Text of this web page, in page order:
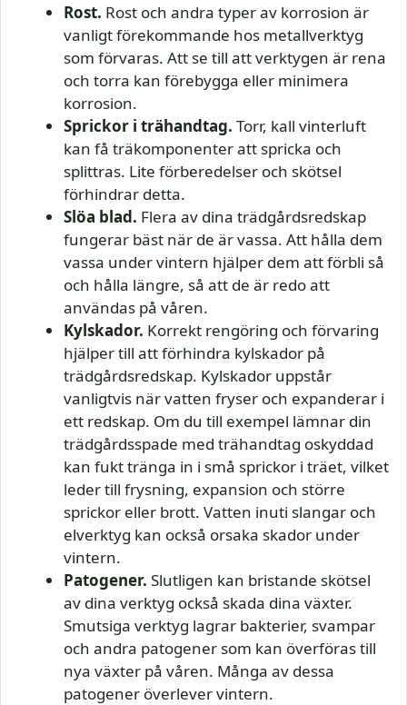
Rost. Rost och andra typer av korrosion är
vanligt förekommande hos metallverktyg
som förvaras. Att se till att verktygen är rena
och torra kan förebygga eller minimera
korrosion.
Sprickor i trähandtag. Torr, kall vinterluft
kan få träkomponenter att spricka och
splittras. Lite förberedelser och skötsel
förhindrar detta.
Slöa blad. Flera av dina trädgårdsredskap
fungerar bäst när de är vassa. Att hålla dem
vassa under vintern hjälper dem att förbli så
och hålla längre, så att de är redo att
användas på våren.
Kylskador. Korrekt rengöring och förvaring
hjälper till att förhindra kylskador på
trädgårdsredskap. Kylskador uppstår
vanligtvis när vatten fryser och expanderar i
ett redskap. Om du till exempel lämnar din
trädgårdsspade med trähandtag oskyddad
kan fukt tränga in i små sprickor i träet, vilket
leder till frysning, expansion och större
sprickor eller brott. Vatten inuti slangar och
elverktyg kan också orsaka skador under
vintern.
Patogener. Slutligen kan bristande skötsel
av dina verktyg också skada dina växter.
Smutsiga verktyg lagrar bakterier, svampar
och andra patogener som kan överföras till
nya växter på våren. Många av dessa
patogener överlever vintern.